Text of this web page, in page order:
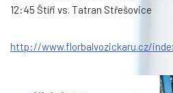
12:45 Štíři vs. Tatran Střešovice
http://www.florbalvozickaru.cz/